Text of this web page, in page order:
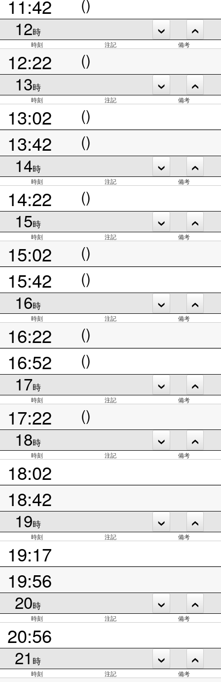
11:42
12時
時刻 注記 備考
12:22 ()
13時
時刻 注記 備考
13:02 ()
13:42 ()
14時
時刻 注記 備考
14:22 ()
15時
時刻 注記 備考
15:02 ()
15:42 ()
16時
時刻 注記 備考
16:22 ()
16:52 ()
17時
時刻 注記 備考
17:22 ()
18時
時刻 注記 備考
18:02
18:42
19時
時刻 注記 備考
19:17
19:56
20時
時刻 注記 備考
20:56
21 時
時刻 注記 備考